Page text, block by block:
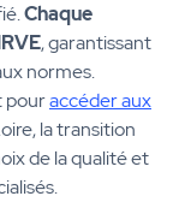
Chaque
, garantissant
normes.
pouraccéder aux
la transition
de la qualité et